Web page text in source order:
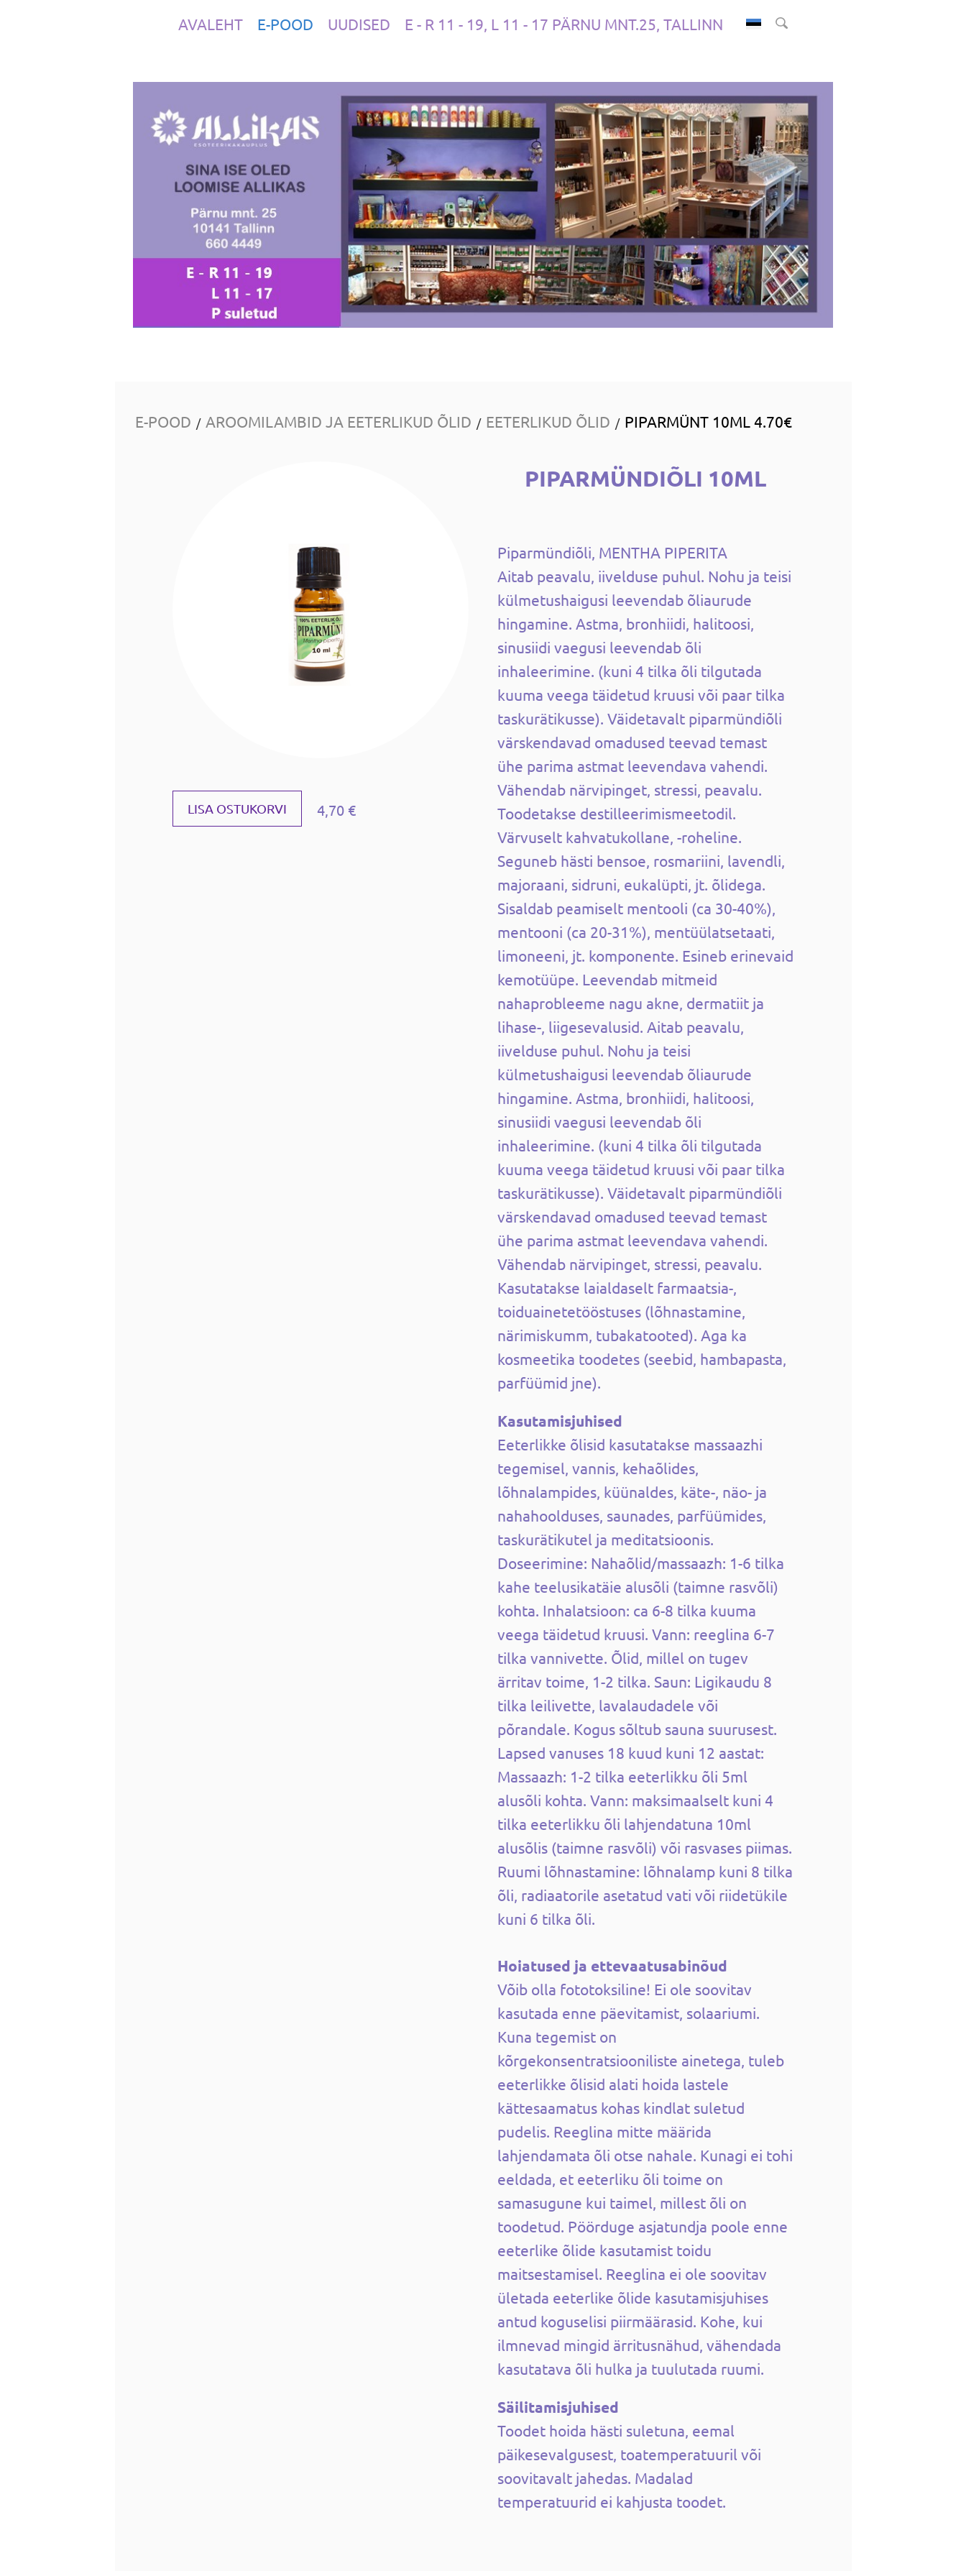
AVALEHT E-POOD UUDISED E - R 11 - 19, L 11 - 17 PÄRNU MNT.25, TALLINN
E-POOD / AROOMILAMBID JA EETERLIKUD ÕLID / EETERLIKUD ÕLID / PIPARMÜNT 10ML 4.70€
LISA OSTUKORVI 4,70 €
PIPARMÜNDIÕLI 10ML
Piparmündiõli, MENTHA PIPERITA
Aitab peavalu, iivelduse puhul. Nohu ja teisi
külmetushaigusi leevendab õliaurude
hingamine. Astma, bronhiidi, halitoosi,
sinusiidi vaegusi leevendab õli
inhaleerimine. (kuni 4 tilka õli tilgutada
kuuma veega täidetud kruusi või paar tilka
taskurätikusse). Väidetavalt piparmündiõli
värskendavad omadused teevad temast
ühe parima astmat leevendava vahendi.
Vähendab närvipinget, stressi, peavalu.
Toodetakse destilleerimismeetodil.
Värvuselt kahvatukollane, -roheline.
Seguneb hästi bensoe, rosmariini, lavendli,
majoraani, sidruni, eukalüpti, jt. õlidega.
Sisaldab peamiselt mentooli (ca 30-40%),
mentooni (ca 20-31%), mentüülatsetaati,
limoneeni, jt. komponente. Esineb erinevaid
kemotüüpe. Leevendab mitmeid
nahaprobleeme nagu akne, dermatiit ja
lihase-, liigesevalusid. Aitab peavalu,
iivelduse puhul. Nohu ja teisi
külmetushaigusi leevendab õliaurude
hingamine. Astma, bronhiidi, halitoosi,
sinusiidi vaegusi leevendab õli
inhaleerimine. (kuni 4 tilka õli tilgutada
kuuma veega täidetud kruusi või paar tilka
taskurätikusse). Väidetavalt piparmündiõli
värskendavad omadused teevad temast
ühe parima astmat leevendava vahendi.
Vähendab närvipinget, stressi, peavalu.
Kasutatakse laialdaselt farmaatsia-,
toiduainetetööstuses (lõhnastamine,
närimiskumm, tubakatooted). Aga ka
kosmeetika toodetes (seebid, hambapasta,
parfüümid jne).
Kasutamisjuhised
Eeterlikke õlisid kasutatakse massaazhi
tegemisel, vannis, kehaõlides,
lõhnalampides, küünaldes, käte-, näo- ja
nahahoolduses, saunades, parfüümides,
taskurätikutel ja meditatsioonis.
Doseerimine: Nahaõlid/massaazh: 1-6 tilka
kahe teelusikatäie alusõli (taimne rasvõli)
kohta. Inhalatsioon: ca 6-8 tilka kuuma
veega täidetud kruusi. Vann: reeglina 6-7
tilka vannivette. Õlid, millel on tugev
ärritav toime, 1-2 tilka. Saun: Ligikaudu 8
tilka leilivette, lavalaudadele või
põrandale. Kogus sõltub sauna suurusest.
Lapsed vanuses 18 kuud kuni 12 aastat:
Massaazh: 1-2 tilka eeterlikku õli 5ml
alusõli kohta. Vann: maksimaalselt kuni 4
tilka eeterlikku õli lahjendatuna 10ml
alusõlis (taimne rasvõli) või rasvases piimas.
Ruumi lõhnastamine: lõhnalamp kuni 8 tilka
õli, radiaatorile asetatud vati või riidetükile
kuni 6 tilka õli.
Hoiatused ja ettevaatusabinõud
Võib olla fototoksiline! Ei ole soovitav
kasutada enne päevitamist, solaariumi.
Kuna tegemist on
kõrgekonsentratsiooniliste ainetega, tuleb
eeterlikke õlisid alati hoida lastele
kättesaamatus kohas kindlat suletud
pudelis. Reeglina mitte määrida
lahjendamata õli otse nahale. Kunagi ei tohi
eeldada, et eeterliku õli toime on
samasugune kui taimel, millest õli on
toodetud. Pöörduge asjatundja poole enne
eeterlike õlide kasutamist toidu
maitsestamisel. Reeglina ei ole soovitav
ületada eeterlike õlide kasutamisjuhises
antud koguselisi piirmäärasid. Kohe, kui
ilmnevad mingid ärritusnähud, vähendada
kasutatava õli hulka ja tuulutada ruumi.
Säilitamisjuhised
Toodet hoida hästi suletuna, eemal
päikesevalgusest, toatemperatuuril või
soovitavalt jahedas. Madalad
temperatuurid ei kahjusta toodet.